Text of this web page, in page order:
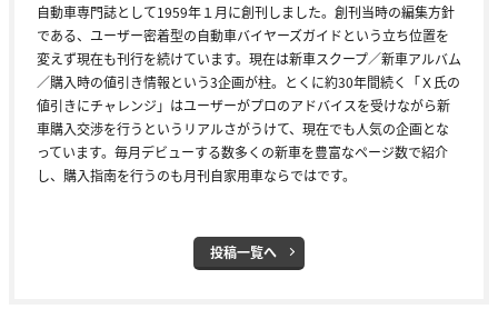
自動車専門誌として1959年１月に創刊しました。創刊当時の編集方針
である、ユーザー密着型の自動車バイヤーズガイドという立ち位置を
変えず現在も刊行を続けています。現在は新車スクープ／新車アルバム
／購入時の値引き情報という3企画が柱。とくに約30年間続く「Ｘ氏の
値引きにチャレンジ」はユーザーがプロのアドバイスを受けながら新
車購入交渉を行うというリアルさがうけて、現在でも人気の企画とな
っています。毎月デビューする数多くの新車を豊富なページ数で紹介
し、購入指南を行うのも月刊自家用車ならではです。
投稿一覧へ